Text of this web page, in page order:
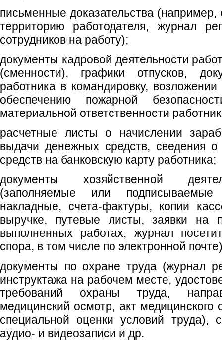
письменные доказательства
территорию работодателя, журнал
сотрудников на работу);
документы кадровой деятельности
(сменности), графики отпусков,
работника в командировку,
обеспечению пожарной
материальной ответственности
расчетные листы о начислении
выдачи денежных средств, сведения
средств на банковскую карту работника;
документы хозяйственной
(заполняемые или подписываемые
накладные, счета-фактуры, копии
выручке, путевые листы, заявки на
выполненных работах, журнал
спора, в том числе по электронной
документы по охране труда (журнал
инструктажа на рабочем месте,
требований охраны труда,
медицинский осмотр, акт медицинского
специальной оценки условий труда),
аудио- и видеозаписи и др.